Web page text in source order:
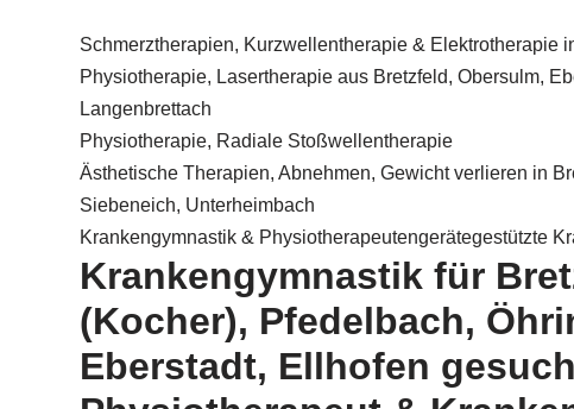
Schmerztherapien, Kurzwellentherapie & Elektrotherapie
Physiotherapie, Lasertherapie aus Bretzfeld, Obersulm,
Langenbrettach
Physiotherapie, Radiale Stoßwellentherapie
Ästhetische Therapien, Abnehmen, Gewicht verlieren in
Siebeneich, Unterheimbach
Krankengymnastik & Physiotherapeutengerätegestützte
Krankengymnastik für
(Kocher), Pfedelbach,
Eberstadt, Ellhofen